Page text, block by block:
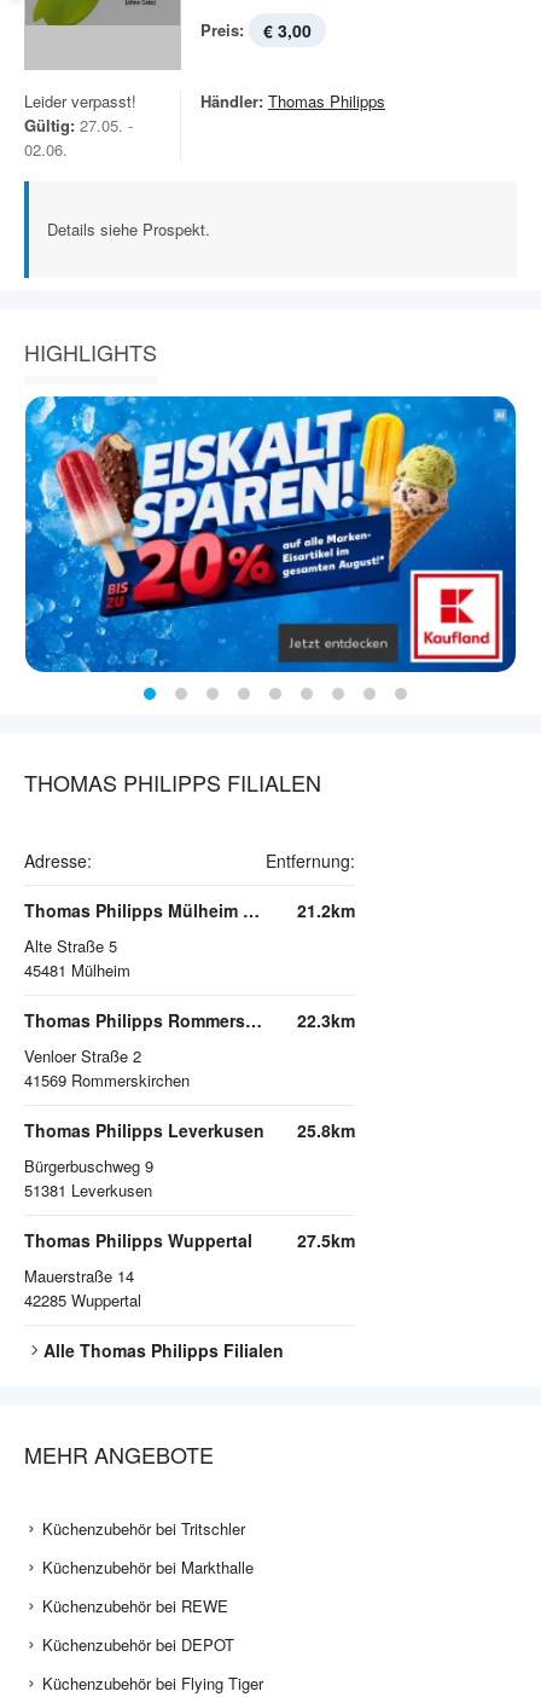
Preis: € 3,00
Leider verpasst!
Gültig: 27.05. -
02.06.
Händler: Thomas Philipps
Details siehe Prospekt.
HIGHLIGHTS
THOMAS PHILIPPS FILIALEN
Adresse: Entfernung:
Thomas Philipps Mülheim an der Ruhr
Alte Straße 5
45481 Mülheim
21.2km
Thomas Philipps Rommerskirchen
Venloer Straße 2
41569 Rommerskirchen
22.3km
Thomas Philipps Leverkusen
Bürgerbuschweg 9
51381 Leverkusen
25.8km
Thomas Philipps Wuppertal
Mauerstraße 14
42285 Wuppertal
27.5km
Alle Thomas Philipps Filialen
MEHR ANGEBOTE
Küchenzubehör bei Tritschler
Küchenzubehör bei Markthalle
Küchenzubehör bei REWE
Küchenzubehör bei DEPOT
Küchenzubehör bei Flying Tiger